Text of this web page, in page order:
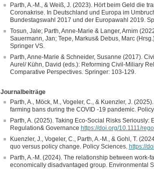
Parth, A.-M., & Weiß, J. (2023). Hört beim Geld die
Coronakrise. In Deutschland und Europa im
Bundestagswahl 2017 und der Europawahl 2019.
Tosun, Jale; Parth, Anne-Marie & Langer, Arnim
Sauermann, Jan; Tepe, Markus& Debus, Marc
Springer VS.
Parth, Anne-Marie & Schneider, Susanne (2017).
Aurel/ Kühn, David (eds.): Reforming Civil-Miliary
Comparative Perspectives. Springer: 103-129.
Journalbeiträge
Parth, A., Möck, M., Vogeler, C., & Kuenzler, J.
farming bans during the COVID ‐19 pandemic.
Parth, A. (2025). Taking Eco-Social Risks
Regulation& Governance https://doi.org/10.1111/
Kuenzler, J., Vogeler, C., Parth, A.-M., & Gohl, T.
quo versus policy change. Policy Sciences. https://
Parth, A.-M. (2024). The relationship between
economically disadvantaged group. Environmental